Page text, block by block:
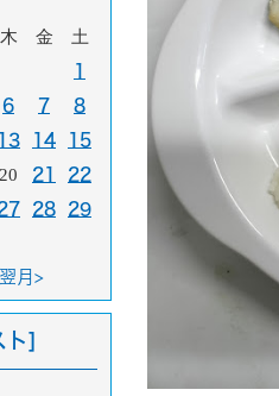
木 金 土
1
6 7 8
13 14 15
20 21 22
28 29
翌月>
ト]